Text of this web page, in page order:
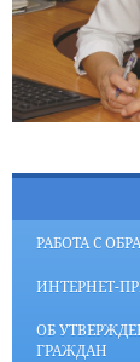
РАБОТА С
ИНТЕРНЕТ-
ОБ
ГРАЖДАН